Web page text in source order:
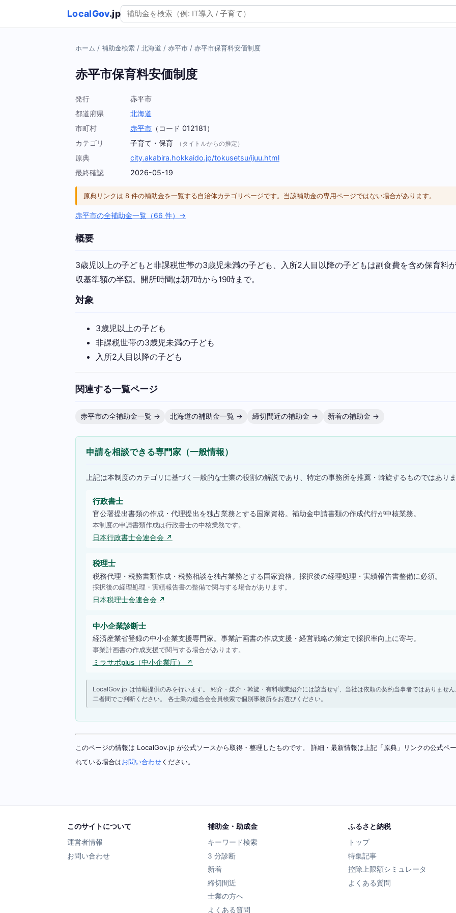
LocalGov.jp
ホーム / 補助金検索 / 北海道 / 赤平市 / 赤平市保育料安価制度
赤平市保育料安価制度
発行
赤平市
都道府県
北海道
市町村
赤平市 （コード 012181）
カテゴリ
子育て・保育 （タイトルからの推定）
原典
city.akabira.hokkaido.jp/tokusetsu/ijuu.html
最終確認
2026-05-19
原典リンクは 8 件の補助金を一覧する自治体カテゴリページです。当該補助金の専用ページではない場合があります。
赤平市の全補助金一覧（66 件）→
概要
3歳児以上の子どもと非課税世帯の3歳児未満の子ども、入所2人目以降の子どもは副食費を含め保育料
収基準額の半額。開所時間は朝7時から19時まで。
対象
3歳児以上の子ども
非課税世帯の3歳児未満の子ども
入所2人目以降の子ども
関連する一覧ページ
赤平市の全補助金一覧 → 北海道の補助金一覧 → 締切間近の補助金 → 新着の補助金 →
申請を相談できる専門家（一般情報）
上記は本制度のカテゴリに基づく一般的な士業の役割の解説であり、特定の事務所を推薦・斡旋するものではあり
行政書士
官公署提出書類の作成・代理提出を独占業務とする国家資格。補助金申請書類の作成代行が中核業務。
本制度の申請書類作成は行政書士の中核業務です。
日本行政書士会連合会 ↗
税理士
税務代理・税務書類作成・税務相談を独占業務とする国家資格。採択後の経理処理・実績報告書整備に必須。
採択後の経理処理・実績報告書の整備で関与する場合があります。
日本税理士会連合会 ↗
中小企業診断士
経済産業省登録の中小企業支援専門家。事業計画書の作成支援・経営戦略の策定で採択率向上に寄与。
事業計画書の作成支援で関与する場合があります。
ミラサポplus（中小企業庁） ↗
LocalGov.jp は情報提供のみを行います。 紹介・媒介・斡旋・有料職業紹介には該当せず、当社は依頼の契約当事者ではありませ
二者間でご判断ください。 各士業の連合会会員検索で個別事務所をお選びください。
このページの情報は LocalGov.jp が公式ソースから取得・整理したものです。 詳細・最新情報は上記「原典」リンクの公式ペ
れている場合はお問い合わせください。
このサイトについて
運営者情報
お問い合わせ
補助金・助成金
キーワード検索
3 分診断
新着
締切間近
士業の方へ
よくある質問
ふるさと納税
トップ
特集記事
控除上限額シミュレータ
よくある質問